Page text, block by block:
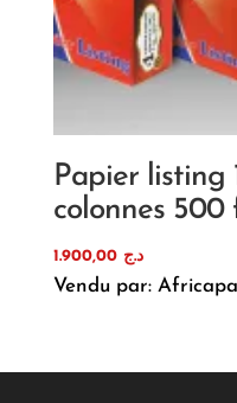
Papier listing
colonnes 500
د.ج 1.900,00
Vendu par: